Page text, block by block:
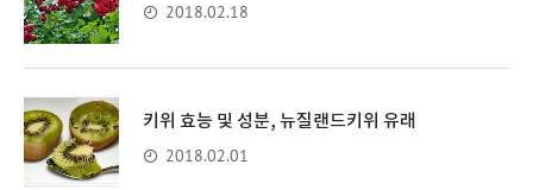
2018.02.18
키위 효능 및 성분, 뉴질랜드키위 유래
2018.02.01